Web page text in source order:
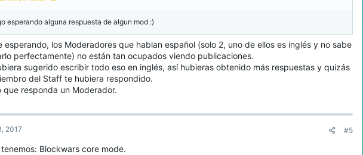
esperando alguna respuesta de algun mod :)
esperando, los Moderadores que hablan español (solo 2, uno de ellos es inglés y no sabe
perfectamente) no están tan ocupados viendo publicaciones.
sugerido escribir todo eso en inglés, así hubieras obtenido más respuestas y quizás
del Staff te hubiera respondido.
que responda un Moderador.
2017 #5
tenemos: Blockwars core mode.